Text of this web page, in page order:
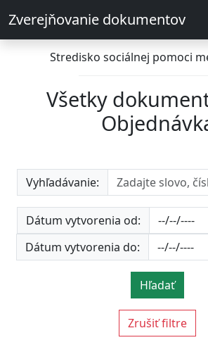
Zverejňovanie dokumentov
Stredisko sociálnej pomoci
Všetky
Vyhľadávanie:
Dátum vytvorenia od:
Dátum vytvorenia do:
Hľadať
Zrušiť filtre